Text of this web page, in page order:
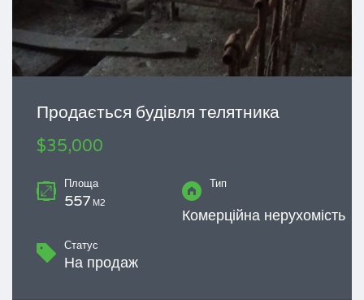
Продається будівля телятника
$35,000
Площа
557 М2
Тип
Комерційна нерухомість
Статус
На продаж